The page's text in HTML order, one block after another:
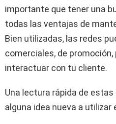
importante que tener una
todas las ventajas de
Bien utilizadas, las redes
comerciales, de
interactuar con tu cliente.
Una lectura rápida de
alguna idea nueva a